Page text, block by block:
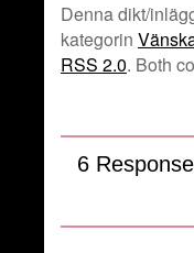
Denna dikt/
kategorin
RSS 2.0. Both
6